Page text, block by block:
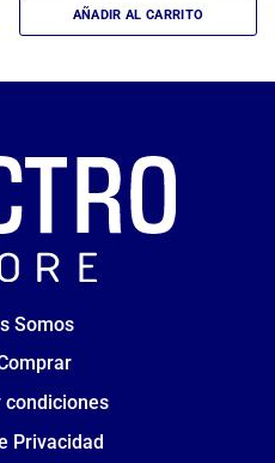
AÑADIR AL CARRITO
Somos
condiciones
Privacidad